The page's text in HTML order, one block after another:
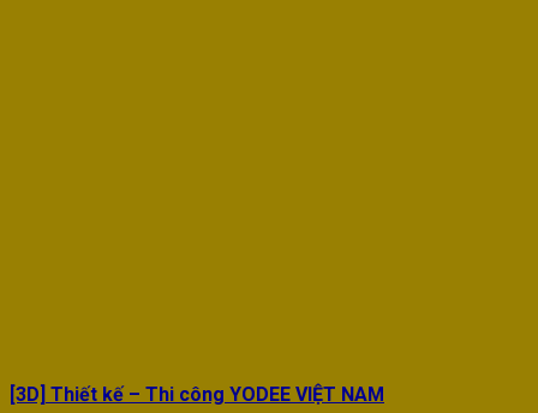
[3D] Thiết kế – Thi công YODEE VIỆT NAM